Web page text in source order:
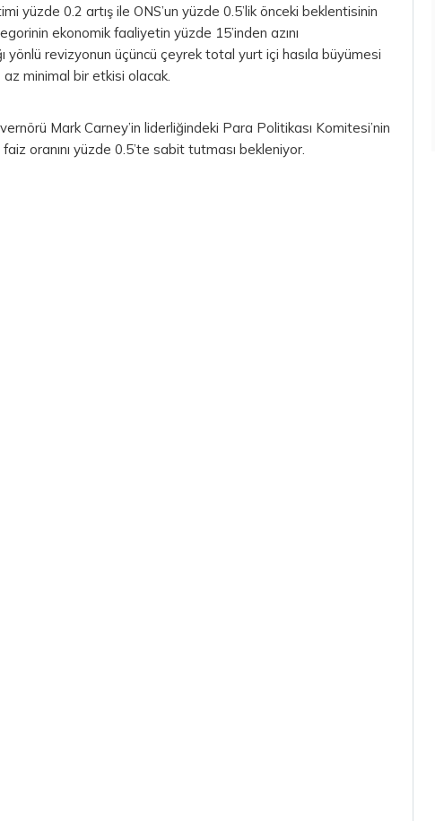
yüzde 0.2 artış ile ONS’un yüzde 0.5’lik önceki beklentisinin
ekonomik faaliyetin yüzde 15’inden azını
yönlü revizyonun üçüncü çeyrek total yurt içi hasıla büyümesi
minimal bir etkisi olacak.
Mark Carney’in liderliğindeki Para Politikası Komitesi’nin
oranını yüzde 0.5’te sabit tutması bekleniyor.